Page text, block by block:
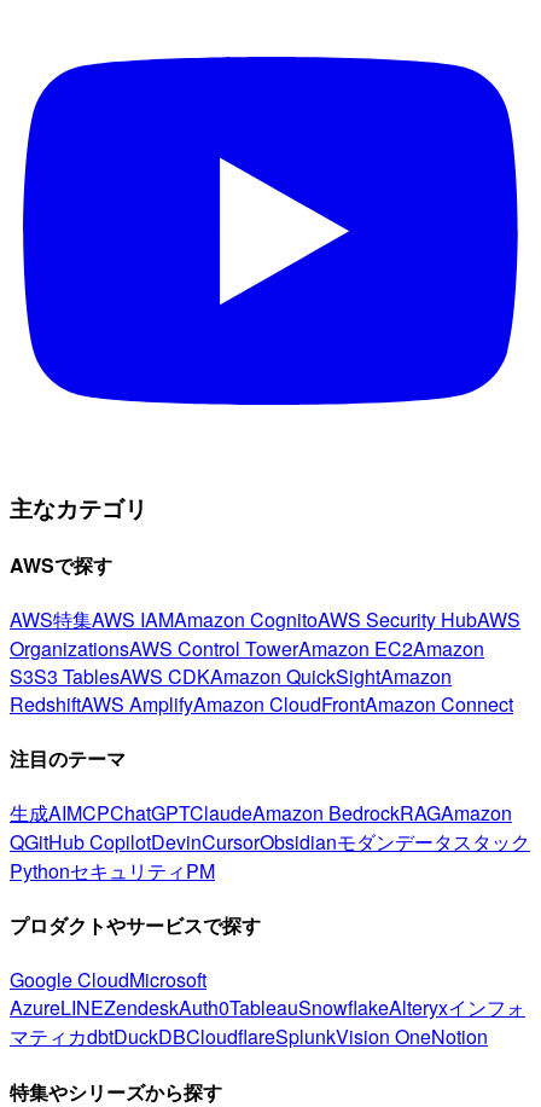
主なカテゴリ
AWSで探す
AWS特集AWS IAMAmazon CognitoAWS Security HubAWS
OrganizationsAWS Control TowerAmazon EC2Amazon
S3S3 TablesAWS CDKAmazon QuickSightAmazon
RedshiftAWS AmplifyAmazon CloudFrontAmazon Connect
注目のテーマ
生成AIMCPChatGPTClaudeAmazon BedrockRAGAmazon
QGitHub CopilotDevinCursorObsidianモダンデータスタック
PythonセキュリティPM
プロダクトやサービスで探す
Google CloudMicrosoft
AzureLINEZendeskAuth0TableauSnowflakeAlteryxインフォ
マティカdbtDuckDBCloudflareSplunkVision OneNotion
特集やシリーズから探す